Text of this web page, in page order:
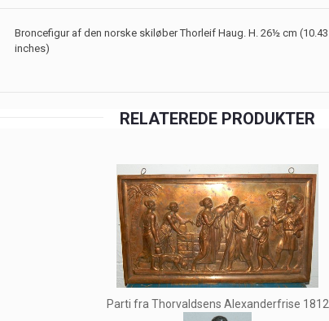
Broncefigur af den norske skiløber Thorleif Haug. H. 26½ cm (10.43
inches)
RELATEREDE PRODUKTER
Parti fra Thorvaldsens Alexanderfrise 1812